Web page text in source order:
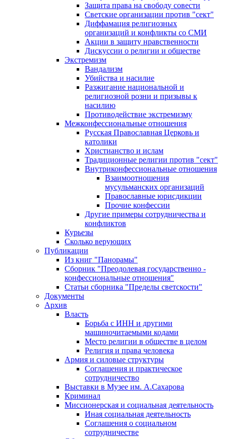
Защита права на свободу совести
Светские организации против "сект"
Диффамация религиозных
организаций и конфликты со СМИ
Акции в защиту нравственности
Дискуссии о религии и обществе
Экстремизм
Вандализм
Убийства и насилие
Разжигание национальной и
религиозной розни и призывы к
насилию
Противодействие экстремизму
Межконфессиональные отношения
Русская Православная Церковь и
католики
Христианство и ислам
Традиционные религии против "сект"
Внутриконфессиональные отношения
Взаимоотношения
мусульманских организаций
Православные юрисдикции
Прочие конфессии
Другие примеры сотрудничества и
конфликтов
Курьезы
Сколько верующих
Публикации
Из книг "Панорамы"
Сборник "Преодолевая государственно -
конфессиональные отношения"
Статьи сборника "Пределы светскости"
Документы
Архив
Власть
Борьба с ИНН и другими
машиночитаемыми кодами
Место религии в обществе в целом
Религия и права человека
Армия и силовые структуры
Соглашения и практическое
сотрудничество
Выставки в Музее им. А.Сахарова
Криминал
Миссионерская и социальная деятельность
Иная социальная деятельность
Соглашения о социальном
сотрудничестве